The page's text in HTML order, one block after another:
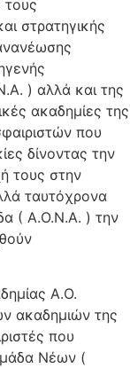
τους
στρατηγικής
) αλλά και της
ακαδημίες της
που
δίνοντας την
τους στην
ταυτόχρονα
( Α.Ο.Ν.Α. ) την
Α.Ο.
ακαδημιών της
που
Νέων (